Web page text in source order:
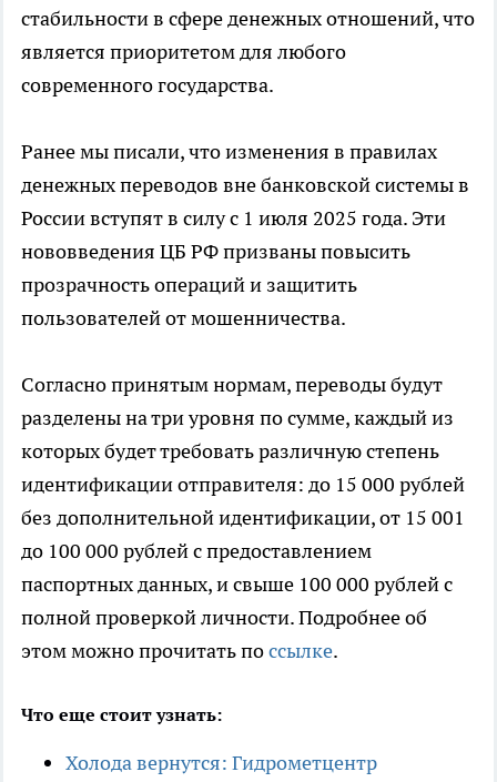
стабильности в сфере денежных отношений, что
является приоритетом для любого
современного государства.
Ранее мы писали, что изменения в правилах
денежных переводов вне банковской системы в
России вступят в силу с 1 июля 2025 года. Эти
нововведения ЦБ РФ призваны повысить
прозрачность операций и защитить
пользователей от мошенничества.
Согласно принятым нормам, переводы будут
разделены на три уровня по сумме, каждый из
которых будет требовать различную степень
идентификации отправителя: до 15 000 рублей
без дополнительной идентификации, от 15 001
до 100 000 рублей с предоставлением
паспортных данных, и свыше 100 000 рублей с
полной проверкой личности. Подробнее об
этом можно прочитать поссылке.
Что еще стоит узнать:
Холода вернутся: Гидрометцентр